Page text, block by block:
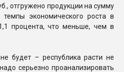
отгружено продукции на сумму
экономического роста в
процента, что меньше, чем в
будет – республика расти не
серьезно проанализировать